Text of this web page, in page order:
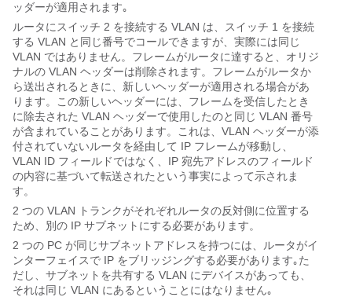
ッダーが適用されます｡
ルータにスイッチ 2 を接続する VLAN は、スイッチ 1 を接続
する VLAN と同じ番号でコールできますが、実際には同じ
VLAN ではありません。フレームがルータに達すると、オリジ
ナルの VLAN ヘッダーは削除されます。フレームがルータか
ら送出されるときに、新しいヘッダーが適用される場合があ
ります。この新しいヘッダーには、フレームを受信したとき
に除去された VLAN ヘッダーで使用したのと同じ VLAN 番号
が含まれていることがあります。これは、VLAN ヘッダーが添
付されていないルータを経由して IP フレームが移動し、
VLAN ID フィールドではなく、IP 宛先アドレスのフィールド
の内容に基づいて転送されたという事実によって示されま
す。
2 つの VLAN トランクがそれぞれルータの反対側に位置する
ため、別の IP サブネットにする必要があります。
2 つの PC が同じサブネットアドレスを持つには、ルータがイ
ンターフェイスで IP をブリッジングする必要があります｡た
だし、サブネットを共有する VLAN にデバイスがあっても、
それは同じ VLAN にあるということにはなりません｡